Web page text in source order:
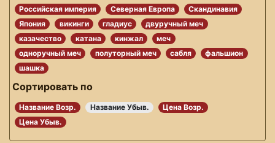
Российская империя
Северная Европа
Скандинавия
Япония
викинги гладиус
двуручный меч
казачество
катана кинжал
меч
одноручный меч
полуторный меч сабля
фальшион
шашка
Сортировать по
Название Возр. Название Убыв.
Цена Возр.
Цена Убыв.